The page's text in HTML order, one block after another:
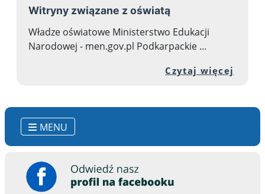
MENU
Witryny związane z oświatą
Władze oświatowe Ministerstwo Edukacji
Narodowej - men.gov.pl Podkarpackie ...
Czytaj więcej